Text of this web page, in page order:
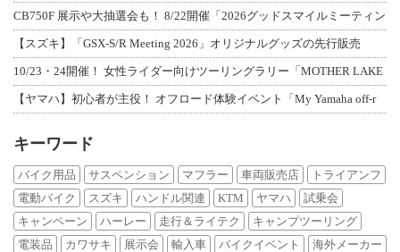
CB750F 展示や大抽選会も！ 8/22開催「2026グッドスマイルミーティン
【スズキ】「GSX-S/R Meeting 2026」オリジナルグッズの先行販売
10/23・24開催！ 女性ライダー向けツーリングラリー「MOTHER LAKE
【ヤマハ】初心者が主役！ オフロード体験イベント「My Yamaha off-r
キーワード
バイク用品 サスペンション マフラー 車両販売店
トライアンフ
電動バイク
スズキ ハンドル関連 KTM ヤマハ
試乗会
キャンペーン
ハーレー 走行＆ライテク
キャンプツーリング
電装品
カワサキ 展示会 輸入車 バイクイベント
海外メーカー